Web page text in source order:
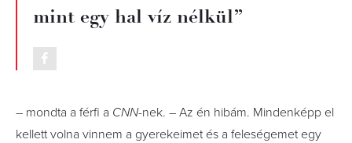
mint egy hal víz nélkül”
– mondta a férfi a CNN-nek. – Az én hibám. Mindenképp el
kellett volna vinnem a gyerekeimet és a feleségemet egy